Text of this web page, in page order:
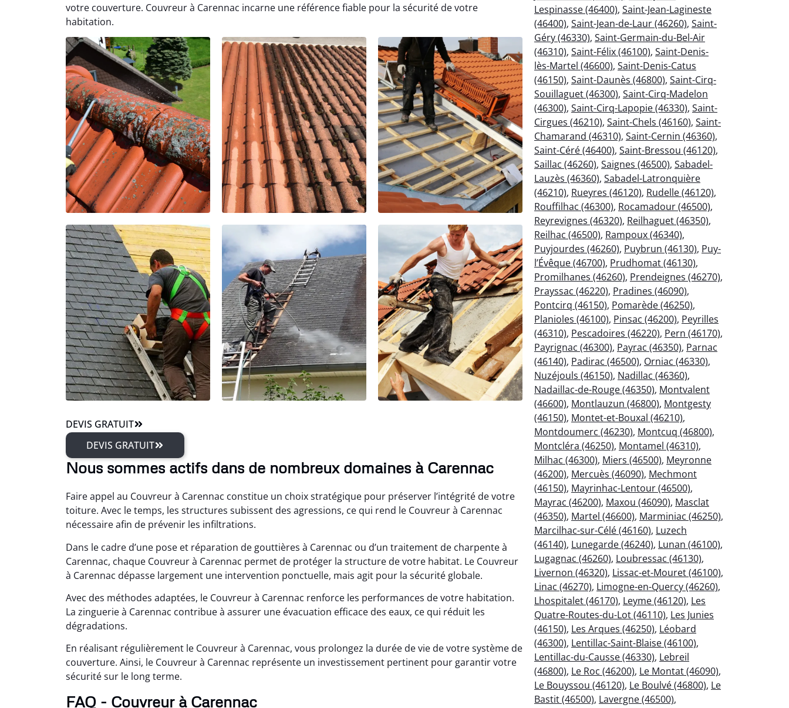
votre couverture. Couvreur à Carennac incarne une référence fiable pour la sécurité de votre
habitation.
DEVIS GRATUIT
DEVIS GRATUIT
Nous sommes actifs dans de nombreux domaines à Carennac
Faire appel au Couvreur à Carennac constitue un choix stratégique pour préserver l’intégrité de votre
toiture. Avec le temps, les structures subissent des agressions, ce qui rend le Couvreur à Carennac
nécessaire afin de prévenir les infiltrations.
Dans le cadre d’une pose et réparation de gouttières à Carennac ou d’un traitement de charpente à
Carennac, chaque Couvreur à Carennac permet de protéger la structure de votre habitat. Le Couvreur
à Carennac dépasse largement une intervention ponctuelle, mais agit pour la sécurité globale.
Avec des méthodes adaptées, le Couvreur à Carennac renforce les performances de votre habitation.
La zinguerie à Carennac contribue à assurer une évacuation efficace des eaux, ce qui réduit les
dégradations.
En réalisant régulièrement le Couvreur à Carennac, vous prolongez la durée de vie de votre système de
couverture. Ainsi, le Couvreur à Carennac représente un investissement pertinent pour garantir votre
sécurité sur le long terme.
FAQ - Couvreur à Carennac
Lespinasse (46400), Saint-Jean-Lagineste
(46400), Saint-Jean-de-Laur (46260), Saint-
Géry (46330), Saint-Germain-du-Bel-Air
(46310), Saint-Félix (46100), Saint-Denis-
lès-Martel (46600), Saint-Denis-Catus
(46150), Saint-Daunès (46800), Saint-Cirq-
Souillaguet (46300), Saint-Cirq-Madelon
(46300), Saint-Cirq-Lapopie (46330), Saint-
Cirgues (46210), Saint-Chels (46160), Saint-
Chamarand (46310), Saint-Cernin (46360),
Saint-Céré (46400), Saint-Bressou (46120),
Saillac (46260), Saignes (46500), Sabadel-
Lauzès (46360), Sabadel-Latronquière
(46210), Rueyres (46120), Rudelle (46120),
Rouffilhac (46300), Rocamadour (46500),
Reyrevignes (46320), Reilhaguet (46350),
Reilhac (46500), Rampoux (46340),
Puyjourdes (46260), Puybrun (46130), Puy-
l’Évêque (46700), Prudhomat (46130),
Promilhanes (46260), Prendeignes (46270),
Prayssac (46220), Pradines (46090),
Pontcirq (46150), Pomarède (46250),
Planioles (46100), Pinsac (46200), Peyrilles
(46310), Pescadoires (46220), Pern (46170),
Payrignac (46300), Payrac (46350), Parnac
(46140), Padirac (46500), Orniac (46330),
Nuzéjouls (46150), Nadillac (46360),
Nadaillac-de-Rouge (46350), Montvalent
(46600), Montlauzun (46800), Montgesty
(46150), Montet-et-Bouxal (46210),
Montdoumerc (46230), Montcuq (46800),
Montcléra (46250), Montamel (46310),
Milhac (46300), Miers (46500), Meyronne
(46200), Mercuès (46090), Mechmont
(46150), Mayrinhac-Lentour (46500),
Mayrac (46200), Maxou (46090), Masclat
(46350), Martel (46600), Marminiac (46250),
Marcilhac-sur-Célé (46160), Luzech
(46140), Lunegarde (46240), Lunan (46100),
Lugagnac (46260), Loubressac (46130),
Livernon (46320), Lissac-et-Mouret (46100),
Linac (46270), Limogne-en-Quercy (46260),
Lhospitalet (46170), Leyme (46120), Les
Quatre-Routes-du-Lot (46110), Les Junies
(46150), Les Arques (46250), Léobard
(46300), Lentillac-Saint-Blaise (46100),
Lentillac-du-Causse (46330), Lebreil
(46800), Le Roc (46200), Le Montat (46090),
Le Bouyssou (46120), Le Boulvé (46800), Le
Bastit (46500), Lavergne (46500),